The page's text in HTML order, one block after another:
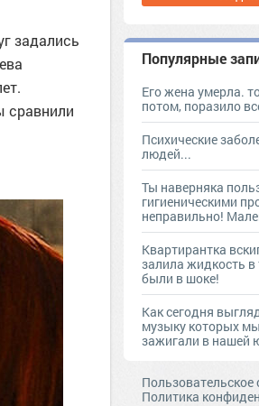
задались
сравнили
Популярные
Его жена умерла.
потом, поразило
Психические
людей...
Ты наверняка
гигиеническими
неправильно!
Квартирантка
залила жидкость
были в шоке!
Как сегодня
музыку которых
зажигали в нашей
Пользовательское
Политика